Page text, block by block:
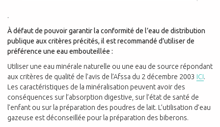
.
À défaut de pouvoir garantir la conformité de l’eau de distribution
publique aux critères précités, il est recommandé d’utiliser de
préférence une eau embouteillée :
Utiliser une eau minérale naturelle ou une eau de source répondant
aux critères de qualité de l’avis de l’Afssa du 2 décembre 2003 ICI.
Les caractéristiques de la minéralisation peuvent avoir des
conséquences sur l’absorption digestive, sur l’état de santé de
l’enfant ou sur la préparation des poudres de lait. L’utilisation d’eau
gazeuse est déconseillée pour la préparation des biberons.